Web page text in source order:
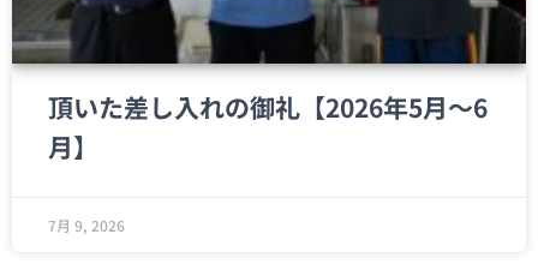
頂いた差し入れの御礼【2026年5月～6
月】
7月 9, 2026